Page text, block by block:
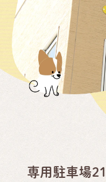
専用駐車場